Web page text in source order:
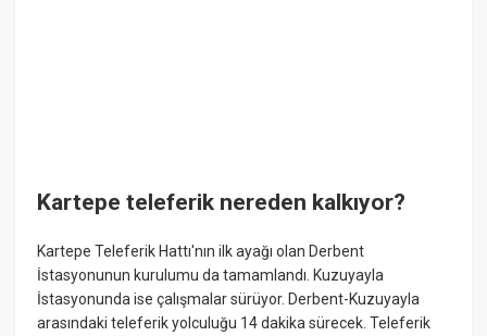
Kartepe teleferik nereden kalkıyor?
Kartepe Teleferik Hattı'nın ilk ayağı olan Derbent
İstasyonunun kurulumu da tamamlandı. Kuzuyayla
İstasyonunda ise çalışmalar sürüyor. Derbent-Kuzuyayla
arasındaki teleferik yolculuğu 14 dakika sürecek. Teleferik